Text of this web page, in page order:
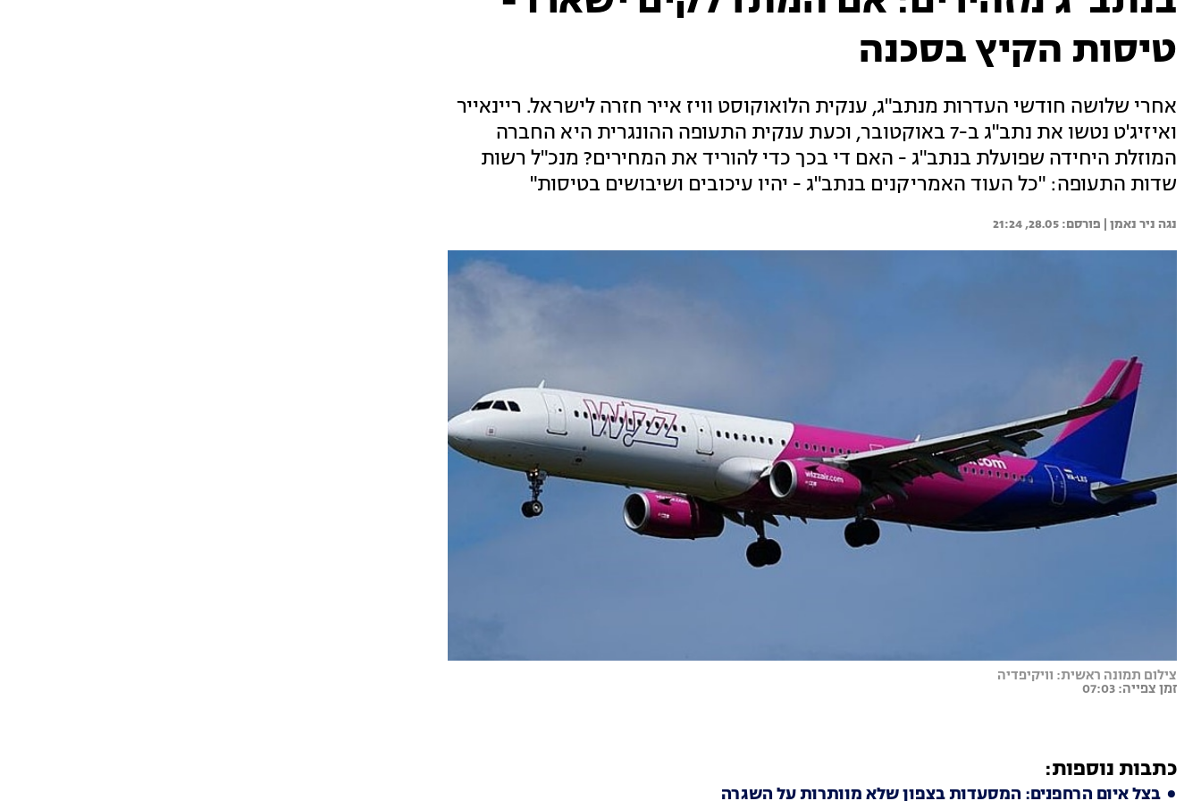
טיסות הקיץ בסכנה
אחרי שלושה חודשי העדרות מנתב"ג, ענקית הלואוקוסט וויז אייר חזרה לישראל. ריינאייר
ואיזיג'ט נטשו את נתב"ג ב-7 באוקטובר, וכעת ענקית התעופה ההונגרית היא החברה
המוזלת היחידה שפועלת בנתב"ג - האם די בכך כדי להוריד את המחירים? מנכ"ל רשות
שדות התעופה: "כל העוד האמריקנים בנתב"ג - יהיו עיכובים ושיבושים בטיסות"
נגה ניר נאמן | 28.05, 21:24
צילום תמונה ראשית: וויקיפדיה
זמן צפייה: 07:03
כתבות נוספות:
בצל איום הרחפנים: המסעדות בצפון שלא מוותרות על השגרה